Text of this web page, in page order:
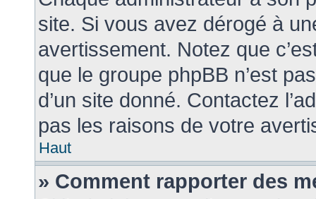
site. Si vous avez dérogé à
avertissement. Notez que
que le groupe phpBB n’est
d’un site donné. Contactez
pas les raisons de votre
Haut
» Comment rapporter des